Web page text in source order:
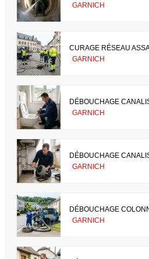
GARNICH
CURAGE RÉSEAU
GARNICH
DÉBOUCHAGE
GARNICH
DÉBOUCHAGE
GARNICH
DÉBOUCHAGE
GARNICH